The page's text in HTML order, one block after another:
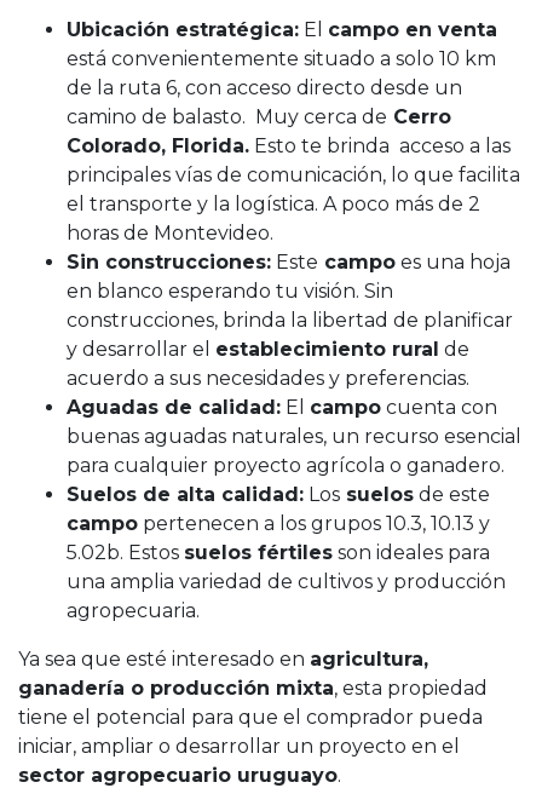
Ubicación estratégica: El campo en venta
está convenientemente situado a solo 10 km
de la ruta 6, con acceso directo desde un
camino de balasto. Muy cerca de Cerro
Colorado, Florida. Esto te brinda acceso a las
principales vías de comunicación, lo que facilita
el transporte y la logística. A poco más de 2
horas de Montevideo.
Sin construcciones: Este campo es una hoja
en blanco esperando tu visión. Sin
construcciones, brinda la libertad de planificar
y desarrollar el establecimiento rural de
acuerdo a sus necesidades y preferencias.
Aguadas de calidad: El campo cuenta con
buenas aguadas naturales, un recurso esencial
para cualquier proyecto agrícola o ganadero.
Suelos de alta calidad: Los suelos de este
campo pertenecen a los grupos 10.3, 10.13 y
5.02b. Estos suelos fértiles son ideales para
una amplia variedad de cultivos y producción
agropecuaria.
Ya sea que esté interesado en agricultura,
ganadería o producción mixta, esta propiedad
tiene el potencial para que el comprador pueda
iniciar, ampliar o desarrollar un proyecto en el
sector agropecuario uruguayo.